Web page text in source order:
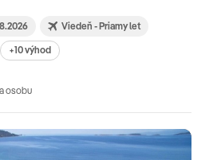
Viedeň - Priamy let
+10 výhod
osobu